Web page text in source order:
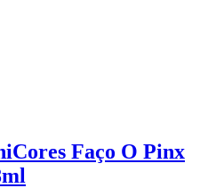
Faço O Pinx